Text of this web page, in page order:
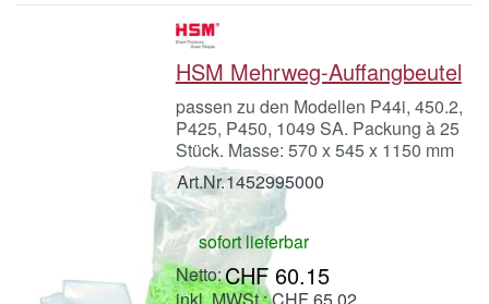
HSM Mehrweg-Auffangbeutel
passen zu den Modellen P44i, 450.2,
P425, P450, 1049 SA. Packung à 25
Stück. Masse: 570 x 545 x 1150 mm
Art.Nr.1452995000
sofort lieferbar
CHF 60.15
inkl. MWSt.: CHF 65.02